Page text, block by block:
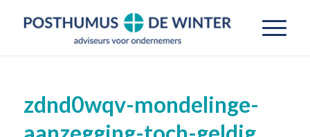
zdnd0wqv-mondelinge-